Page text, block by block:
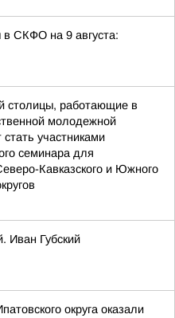
в СКФО на 9 августа:
столицы, работающие в
молодежной
стать участниками
семинара для
Кавказского и Южного
Иван Губский
округа оказали